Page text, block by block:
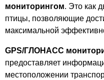
мониторингом. Это как
птицы, позволяющие
максимальной
GPS/ГЛОНАСС
предоставляет
местоположении